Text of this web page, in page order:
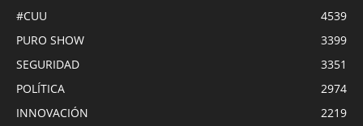
#CUU
4539
PURO SHOW
3399
SEGURIDAD
3351
POLÍTICA
2974
INNOVACIÓN
2219